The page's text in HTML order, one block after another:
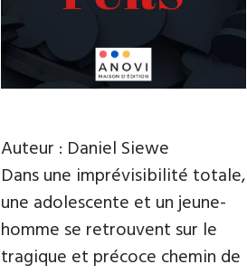
Auteur : Daniel Siewe
Dans une imprévisibilité totale,
une adolescente et un jeune-
homme se retrouvent sur le
tragique et précoce chemin de